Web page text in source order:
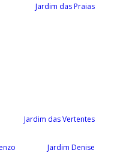
Jardim das Praias
Jardim das Vertentes
Jardim Denise